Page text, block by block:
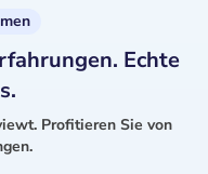
Echte
Profitieren Sie von